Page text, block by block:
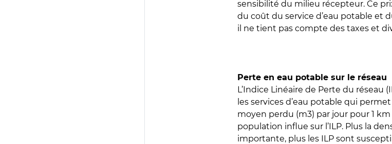
sensibilité du milieu récepteur. Ce
du coût du service d’eau potable et
il ne tient pas compte des taxes et
Perte en eau potable sur le réseau
L’Indice Linéaire de Perte du réseau
les services d’eau potable qui
moyen perdu (m3) par jour pour 1
population influe sur l’ILP. Plus la
importante, plus les ILP sont